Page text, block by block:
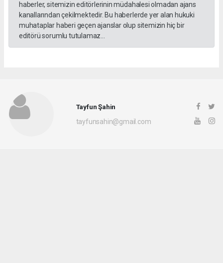
haberler, sitemizin editörlerinin müdahalesi olmadan ajans
kanallarından çekilmektedir. Bu haberlerde yer alan hukuki
muhataplar haberi geçen ajanslar olup sitemizin hiç bir
editörü sorumlu tutulamaz...
Tayfun Şahin
tayfunsahin@gmail.com